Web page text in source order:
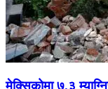
मेक्सिकोमा ७.३